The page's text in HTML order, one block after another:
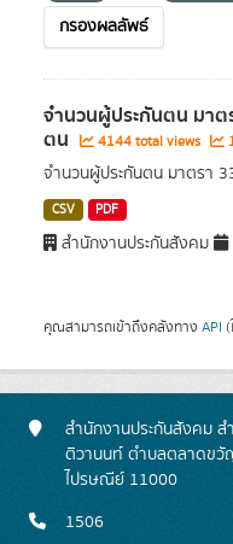
กรองผลลัพธ์
จำนวนผู้ประกันตน มา
ตน 4144 total views
จำนวนผู้ประกันตน มาตรา
CSV PDF
สำนักงานประกันสังคม
คุณสามารถเข้าถึงคลังทาง API
สำนักงานประกันสังคม
ติวานนท์ ตำบลตลาดขวั
ไปรษณีย์ 11000
1506